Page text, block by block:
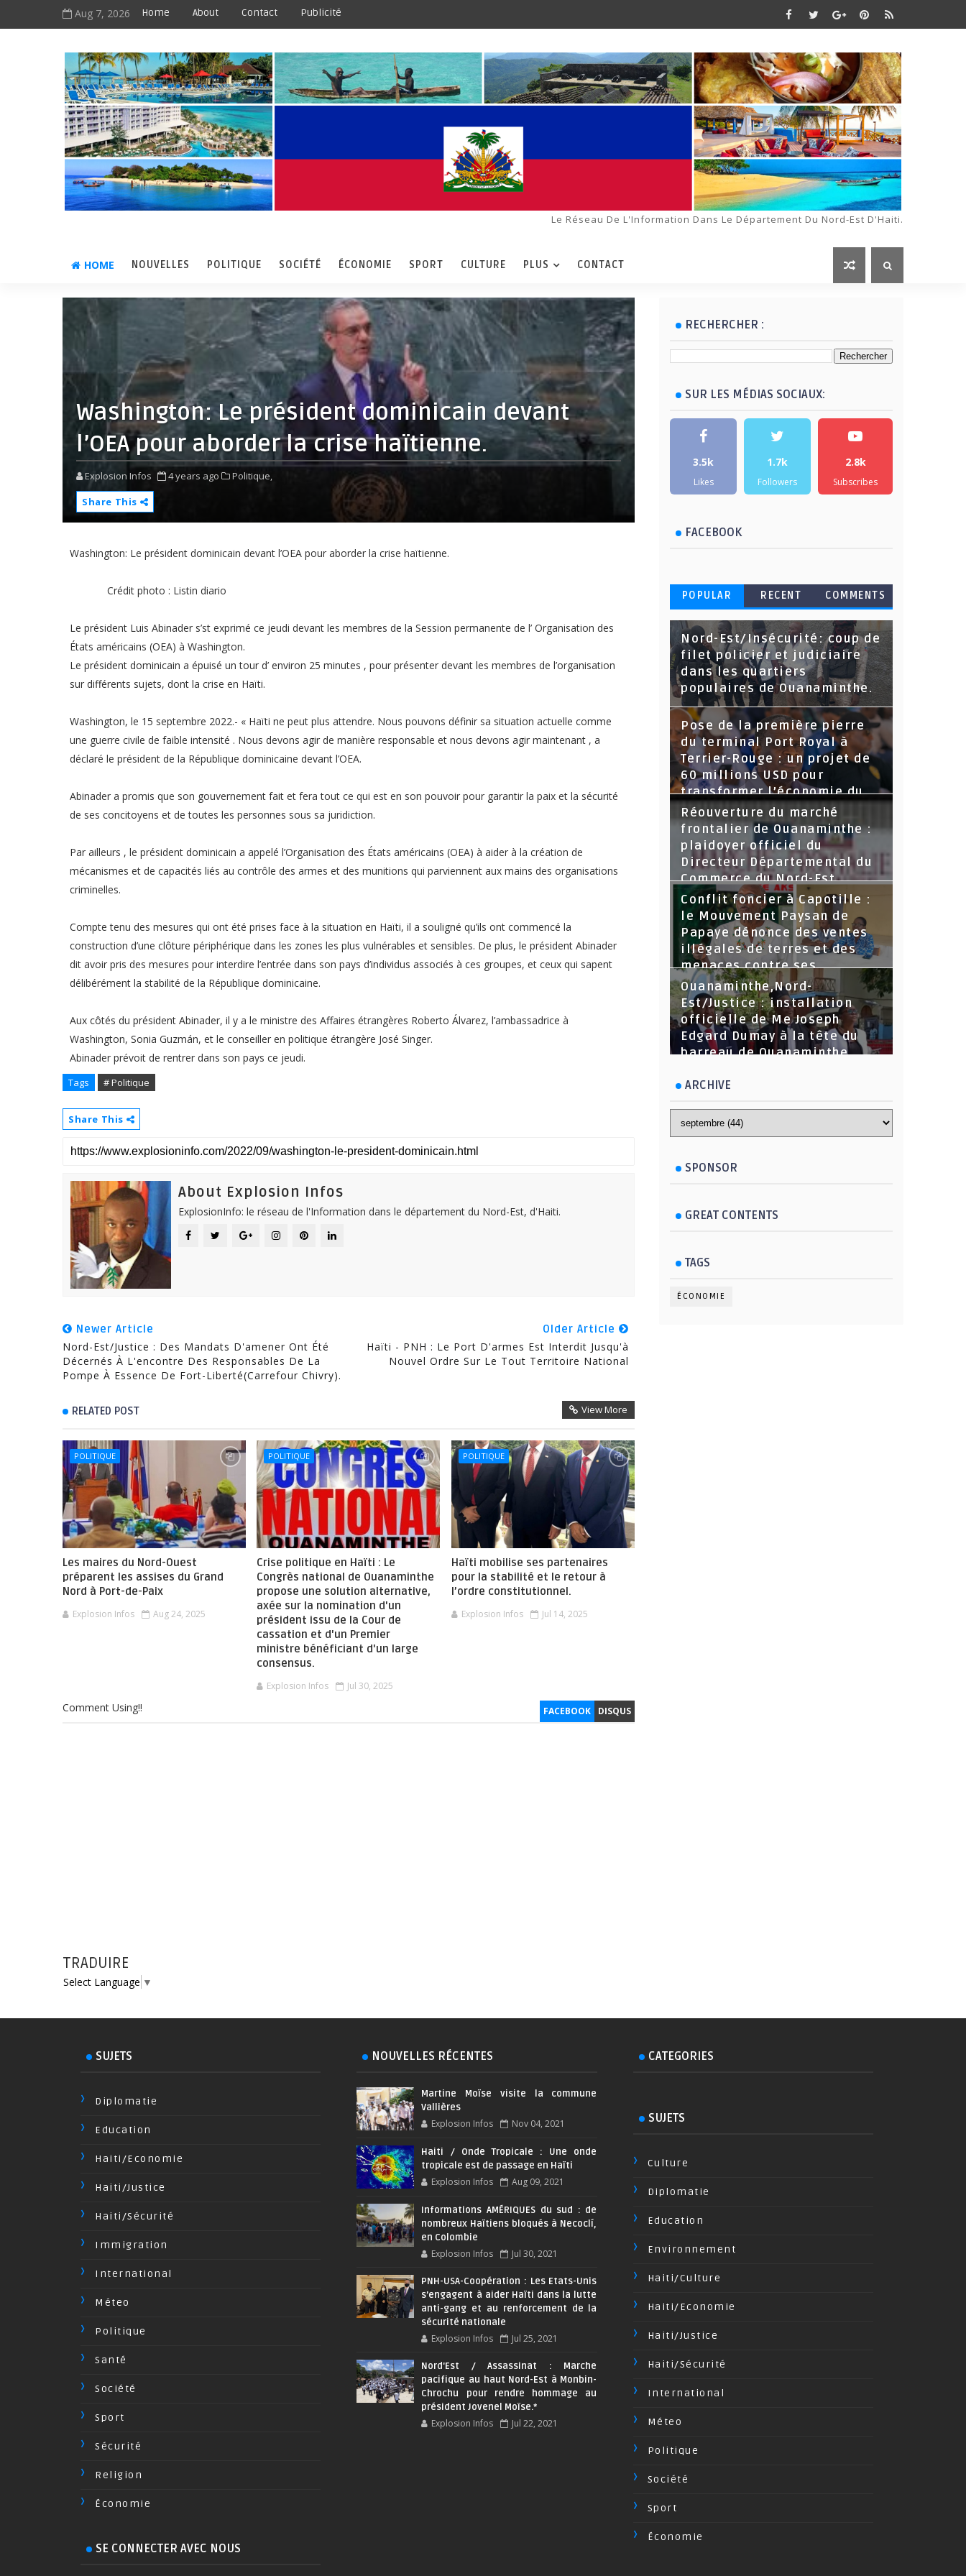
Aug 7, 2026 Home About Contact Publicité
Le Réseau De L'Information Dans Le Département Du Nord-Est D'Haiti.
HOME NOUVELLES POLITIQUE SOCIÉTÉ ÉCONOMIE SPORT CULTURE PLUS CONTACT
Washington: Le président dominicain devant
l’OEA pour aborder la crise haïtienne.
Explosion Infos 4 years ago
Politique,
Share This
Washington: Le président dominicain devant l’OEA pour aborder la crise haïtienne.
Crédit photo : Listin diario
Le président Luis Abinader s’st exprimé ce jeudi devant les membres de la Session permanente de l’ Organisation des
États américains (OEA) à Washington.
Le président dominicain a épuisé un tour d’ environ 25 minutes , pour présenter devant les membres de l’organisation
sur différents sujets, dont la crise en Haïti.
Washington, le 15 septembre 2022.- « Haïti ne peut plus attendre. Nous pouvons définir sa situation actuelle comme
une guerre civile de faible intensité . Nous devons agir de manière responsable et nous devons agir maintenant , a
déclaré le président de la République dominicaine devant l’OEA.
Abinader a promis que son gouvernement fait et fera tout ce qui est en son pouvoir pour garantir la paix et la sécurité
de ses concitoyens et de toutes les personnes sous sa juridiction.
Par ailleurs , le président dominicain a appelé l’Organisation des États américains (OEA) à aider à la création de
mécanismes et de capacités liés au contrôle des armes et des munitions qui parviennent aux mains des organisations
criminelles.
Compte tenu des mesures qui ont été prises face à la situation en Haïti, il a souligné qu’ils ont commencé la
construction d’une clôture périphérique dans les zones les plus vulnérables et sensibles. De plus, le président Abinader
dit avoir pris des mesures pour interdire l’entrée dans son pays d’individus associés à ces groupes, et ceux qui sapent
délibérément la stabilité de la République dominicaine.
Aux côtés du président Abinader, il y a le ministre des Affaires étrangères Roberto Álvarez, l’ambassadrice à
Washington, Sonia Guzmán, et le conseiller en politique étrangère José Singer.
Abinader prévoit de rentrer dans son pays ce jeudi.
Tags # Politique
Share This
About Explosion Infos
ExplosionInfo: le réseau de l'Information dans le département du Nord-Est, d'Haiti.
Newer Article
Nord-Est/Justice : Des Mandats D'amener Ont Été
Décernés À L'encontre Des Responsables De La
Pompe À Essence De Fort-Liberté(Carrefour Chivry).
Older Article
Haïti - PNH : Le Port D'armes Est Interdit Jusqu'à
Nouvel Ordre Sur Le Tout Territoire National
RELATED POST View More
POLITIQUE
Les maires du Nord-Ouest
préparent les assises du Grand
Nord à Port-de-Paix
Explosion Infos Aug 24, 2025
POLITIQUE
Crise politique en Haïti : Le
Congrès national de Ouanaminthe
propose une solution alternative,
axée sur la nomination d'un
président issu de la Cour de
cassation et d'un Premier
ministre bénéficiant d'un large
consensus.
Explosion Infos Jul 30, 2025
POLITIQUE
Haïti mobilise ses partenaires
pour la stabilité et le retour à
l’ordre constitutionnel.
Explosion Infos Jul 14, 2025
FACEBOOK DISQUS
Comment Using!!
TRADUIRE
Select Language ▼
RECHERCHER :
SUR LES MÉDIAS SOCIAUX:
3.5k
Likes
1.7k
Followers
2.8k
Subscribes
FACEBOOK
POPULAR RECENT COMMENTS
Nord-Est/Insécurité: coup de
filet policier et judiciaire
dans les quartiers
populaires de Ouanaminthe.
Pose de la première pierre
du terminal Port Royal à
Terrier-Rouge : un projet de
60 millions USD pour
transformer l’économie du
Nord-Est
Réouverture du marché
frontalier de Ouanaminthe :
plaidoyer officiel du
Directeur Départemental du
Commerce du Nord-Est.
Conflit foncier à Capotille :
le Mouvement Paysan de
Papaye dénonce des ventes
illégales de terres et des
menaces contre ses
dirigeants
Ouanaminthe,Nord-
Est/Justice : installation
officielle de Me Joseph
Edgard Dumay à la tête du
barreau de Ouanaminthe.
ARCHIVE
SPONSOR
GREAT CONTENTS
TAGS
ÉCONOMIE
SUJETS
Diplomatie
Education
Haiti/Economie
Haiti/Justice
Haiti/Sécurité
Immigration
International
Méteo
Politique
Santé
Société
Sport
Sécurité
Religion
Économie
SE CONNECTER AVEC NOUS
NOUVELLES RÉCENTES
Martine Moïse visite la commune
Vallières
Explosion Infos Nov 04, 2021
Haiti / Onde Tropicale : Une onde
tropicale est de passage en Haïti
Explosion Infos Aug 09, 2021
Informations AMÉRIQUES du sud : de
nombreux Haïtiens bloqués à Necoclí,
en Colombie
Explosion Infos Jul 30, 2021
PNH-USA-Coopération : Les Etats-Unis
s’engagent à aider Haïti dans la lutte
anti-gang et au renforcement de la
sécurité nationale
Explosion Infos Jul 25, 2021
Nord'Est / Assassinat : Marche
pacifique au haut Nord-Est à Monbin-
Chrochu pour rendre hommage au
président Jovenel Moïse.*
Explosion Infos Jul 22, 2021
CATEGORIES
SUJETS
Culture
Diplomatie
Education
Environnement
Haiti/Culture
Haiti/Economie
Haiti/Justice
Haiti/Sécurité
International
Méteo
Politique
Société
Sport
Économie